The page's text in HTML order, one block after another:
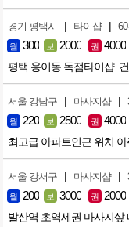
경기 평택시 | 타이샵 |
월 300 보 2000 권 4000
평택 용이동 독점타이샵.
서울 강남구 | 마사지샵 |
월 220 보 2500 권 4000
최고급 아파트인근 위치
서울 강서구 | 마사지샵 |
월 200 보 3000 권 2000
발산역 초역세권 마사지샆